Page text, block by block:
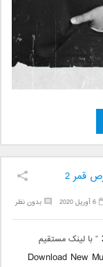
قمر 2
بدون نظر 6 آوریل 2020
” با لینک مستقیم
Download New